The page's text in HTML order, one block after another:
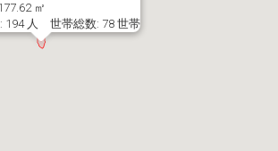
㎡
194 人 世帯総数: 78 世帯